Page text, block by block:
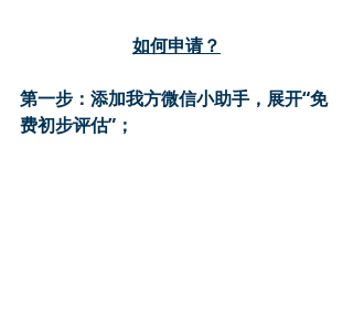
如何申请？
第一步：添加我方微信小助手，展开“免
费初步评估”；